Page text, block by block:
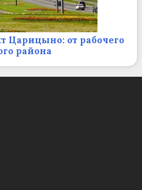
Царицыно: от рабочего
района